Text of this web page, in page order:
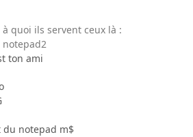
quoi ils servent ceux là :
notepad2
ton ami
du notepad m$